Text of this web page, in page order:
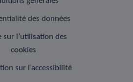
des données
sur l’utilisation des
cookies
sur l’accessibilité